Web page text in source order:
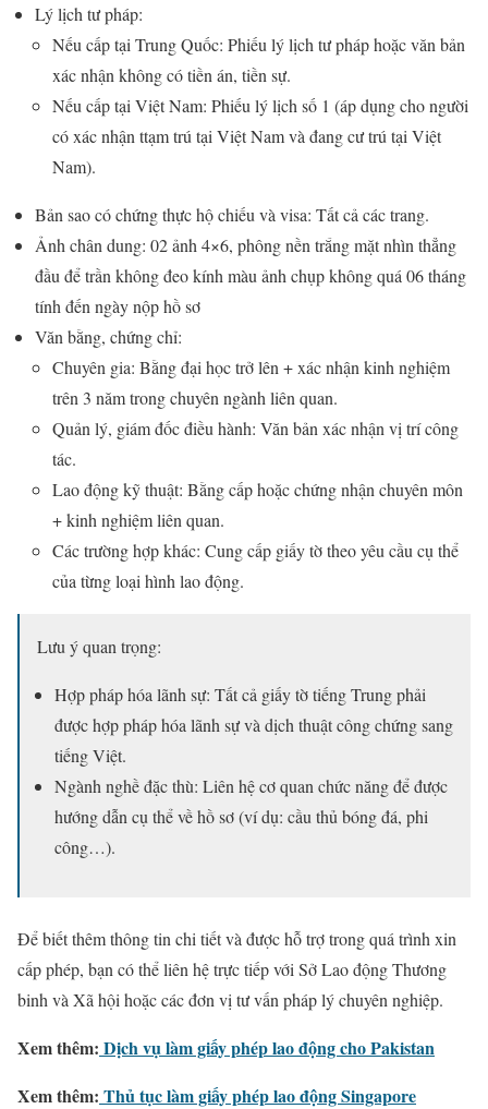
Lý lịch tư pháp:
Nếu cấp tại Trung Quốc: Phiếu lý lịch tư pháp hoặc văn bản
xác nhận không có tiền án, tiền sự.
Nếu cấp tại Việt Nam: Phiếu lý lịch số 1 (áp dụng cho người
có xác nhận ttạm trú tại Việt Nam và đang cư trú tại Việt
Nam).
Bản sao có chứng thực hộ chiếu và visa: Tất cả các trang.
Ảnh chân dung: 02 ảnh 4×6, phông nền trắng mặt nhìn thẳng
đầu để trần không đeo kính màu ảnh chụp không quá 06 tháng
tính đến ngày nộp hồ sơ
Văn bằng, chứng chỉ:
Chuyên gia: Bằng đại học trở lên + xác nhận kinh nghiệm
trên 3 năm trong chuyên ngành liên quan.
Quản lý, giám đốc điều hành: Văn bản xác nhận vị trí công
tác.
Lao động kỹ thuật: Bằng cấp hoặc chứng nhận chuyên môn
+ kinh nghiệm liên quan.
Các trường hợp khác: Cung cấp giấy tờ theo yêu cầu cụ thể
của từng loại hình lao động.
Lưu ý quan trọng:
Hợp pháp hóa lãnh sự: Tất cả giấy tờ tiếng Trung phải
được hợp pháp hóa lãnh sự và dịch thuật công chứng sang
tiếng Việt.
Ngành nghề đặc thù: Liên hệ cơ quan chức năng để được
hướng dẫn cụ thể về hồ sơ (ví dụ: cầu thủ bóng đá, phi
công…).
Để biết thêm thông tin chi tiết và được hỗ trợ trong quá trình xin
cấp phép, bạn có thể liên hệ trực tiếp với Sở Lao động Thương
binh và Xã hội hoặc các đơn vị tư vấn pháp lý chuyên nghiệp.
Xem thêm: Dịch vụ làm giấy phép lao động cho Pakistan
Xem thêm: Thủ tục làm giấy phép lao động Singapore